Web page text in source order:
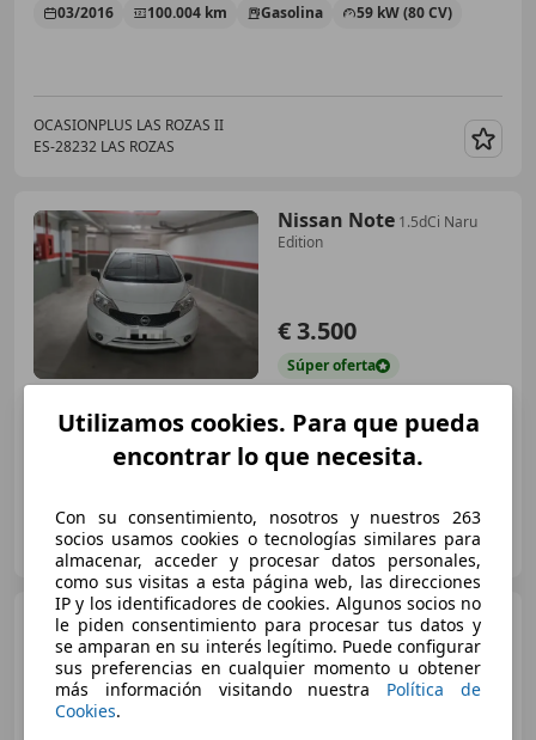
03/2016 100.004 km Gasolina 59 kW (80 CV)
OCASIONPLUS LAS ROZAS II
ES-28232 LAS ROZAS
Nissan Note 1.5dCi Naru
Edition
€ 3.500
Súperoferta
05/2014 Diésel
Clidrive Group
ES-28006 MADRID
Nissan Note 1.5dCi Acenta
Utilizamos cookies. Para que pueda
encontrar lo que necesita.
Con su consentimiento, nosotros y nuestros 263
socios usamos cookies o tecnologías similares para
almacenar, acceder y procesar datos personales,
como sus visitas a esta página web, las direcciones
IP y los identificadores de cookies. Algunos socios no
le piden consentimiento para procesar tus datos y
se amparan en su interés legítimo. Puede configurar
sus preferencias en cualquier momento u obtener
más información visitando nuestra Política de
Cookies.